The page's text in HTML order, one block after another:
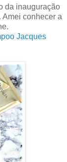
da inauguração
Amei conhecer a
Jacques